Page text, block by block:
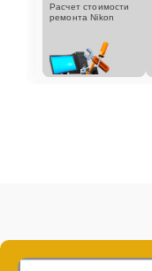
Расчет стоимости
ремонта Nikon